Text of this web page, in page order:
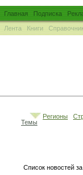
Главная Подписка
Лента Книги
Темы
Регионы
Список новостей